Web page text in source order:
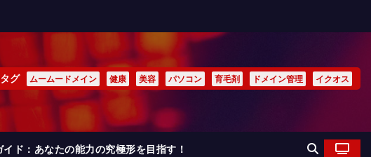
グ ムームードメイン 健康 美容 パソコン 育毛剤 ドメイン管理 イクオス
ド：あなたの能力の究極形を目指す！